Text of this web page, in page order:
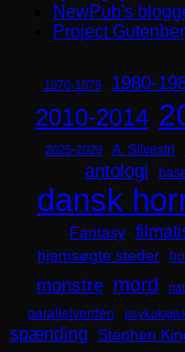
NewPub's
Project
1970-1979 1980-
2010-2014
2025-2029 A. Silvestri
antologi
dansk
Fantasy
hjemsøgte steder
monstre mord
parallelverden
spænding Stephen